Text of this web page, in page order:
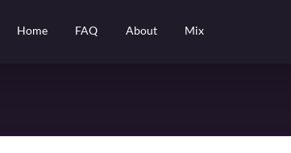
Home FAQ About Mix